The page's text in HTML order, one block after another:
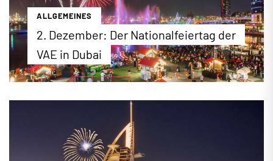
ALLGEMEINES
2. Dezember: Der Nationalfeiertag der
VAE in Dubai
Der 2. Dezember ist der Nationalfeiertag in den
Dhabi, Dubai, Sharjah, Fujairah, Umm Al Quwain und
Ajman einen gemeinsamen Staat. Wie jedes Jahr
finden im ganzen Land zahlreiche Feierlichkeiten